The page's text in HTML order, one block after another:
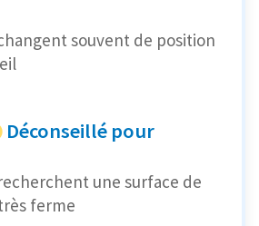
souvent de position
Déconseillé pour
une surface de
ferme